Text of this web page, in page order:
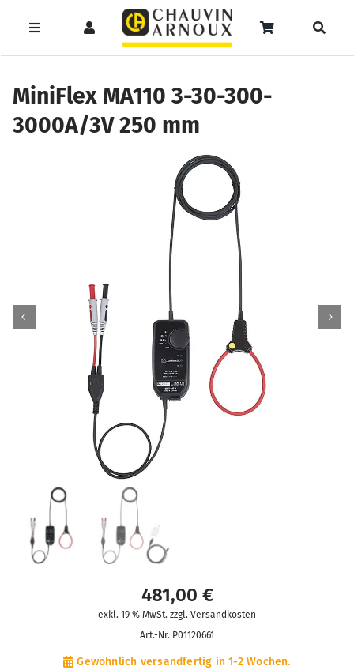
InhaltToggle
Support
Toggle
Navigation
Toggle
search
MiniFlex MA110 3-30-300-
3000A/3V 250 mm
481,00 €
exkl. 19 % MwSt. zzgl. Versandkosten
Art.-Nr. P01120661
Gewöhnlich versandfertig in 1-2 Wochen.